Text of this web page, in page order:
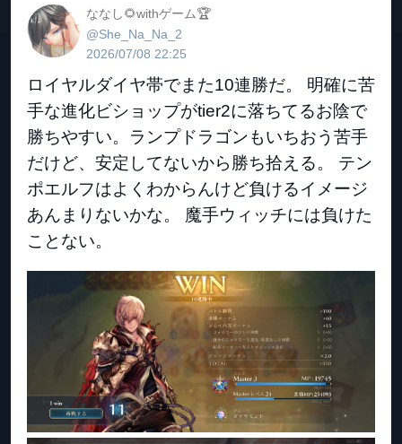
ななし🌻withゲーム🏆
@She_Na_Na_2
2026/07/08 22:25
ロイヤルダイヤ帯でまた10連勝だ。 明確に苦
手な進化ビショップがtier2に落ちてるお陰で
勝ちやすい。ランプドラゴンもいちおう苦手
だけど、安定してないから勝ち拾える。 テン
ポエルフはよくわからんけど負けるイメージ
あんまりないかな。 魔手ウィッチには負けた
ことない。